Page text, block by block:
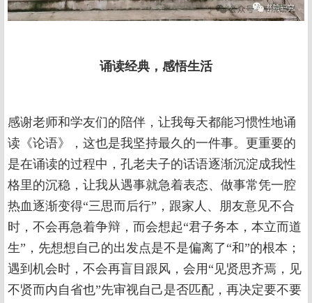
诵读经典，感悟生活
感谢老师和学友们的陪伴，让我每天都能习惯性地诵
读《论语》，这也是我坚持最久的一件事。更重要的
是在诵读的过程中，孔老夫子的话语逐渐沉淀成我性
格里的沉稳，让我从遇事就急着表态、做事常凭一腔
热血逐渐变得“三思而后行”，跟家人、朋友意见不合
时，不会再急着争辩，而会想起“君子务本，本立而道
生”，先想想自己的出发点是不是偏离了“和”的根本；
遇到机会时，不会再盲目跟风，会用“见贤思齐焉，见
不贤而内自省也”先审视自己是否匹配，再决定要不要